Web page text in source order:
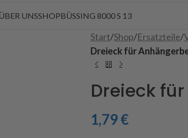
UNSSHOPBÜSSING 8000 S 13
Start/Shop/Ersatzteile/
Dreieck für
Dreieck
1,79€